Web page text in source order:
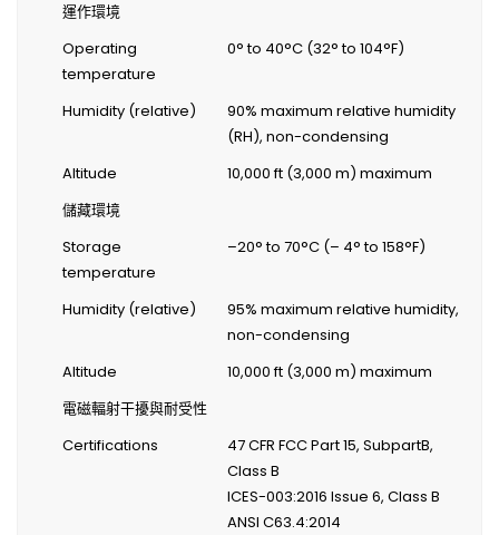
運作環境
Operating
temperature
0° to 40°C (32° to 104°F)
Humidity (relative)
90% maximum relative humidity
(RH), non-condensing
Altitude
10,000 ft (3,000 m) maximum
儲藏環境
Storage
temperature
–20° to 70°C (– 4° to 158°F)
Humidity (relative)
95% maximum relative humidity,
non-condensing
Altitude
10,000 ft (3,000 m) maximum
電磁輻射干擾與耐受性
Certifications
47 CFR FCC Part 15, SubpartB,
Class B
ICES-003:2016 Issue 6, Class B
ANSI C63.4:2014